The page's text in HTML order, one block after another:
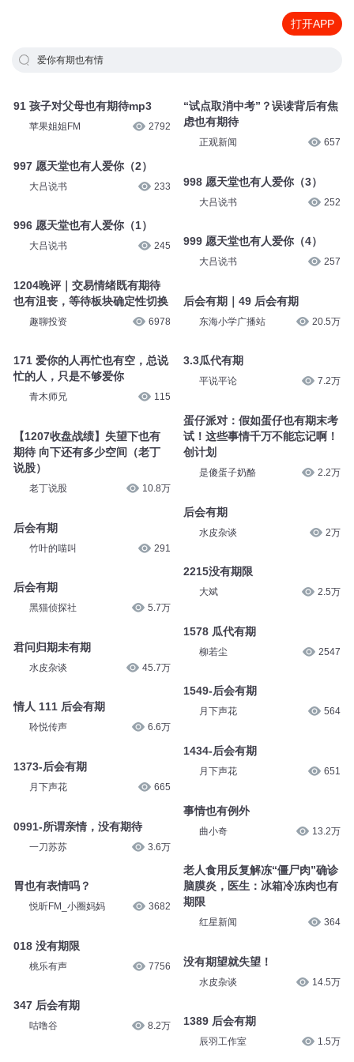
打开APP
爱你有期也有情
91 孩子对父母也有期待mp3
苹果姐姐FM 2792
997 愿天堂也有人爱你（2）
大吕说书 233
996 愿天堂也有人爱你（1）
大吕说书 245
1204晚评｜交易情绪既有期待
也有沮丧，等待板块确定性切换
趣聊投资 6978
171 爱你的人再忙也有空，总说
忙的人，只是不够爱你
青木师兄 115
【1207收盘战绩】失望下也有
期待 向下还有多少空间（老丁
说股）
老丁说股 10.8万
后会有期
竹叶的喵叫 291
后会有期
黑猫侦探社 5.7万
君问归期未有期
水皮杂谈 45.7万
情人 111 后会有期
聆悦传声 6.6万
1373-后会有期
月下声花 665
0991-所谓亲情，没有期待
一刀苏苏 3.6万
胃也有表情吗？
悦昕FM_小圈妈妈 3682
018 没有期限
桃乐有声 7756
347 后会有期
咕噜谷 8.2万
“试点取消中考”？误读背后有焦
虑也有期待
正观新闻 657
998 愿天堂也有人爱你（3）
大吕说书 252
999 愿天堂也有人爱你（4）
大吕说书 257
后会有期｜49 后会有期
东海小学广播站 20.5万
3.3瓜代有期
平说平论 7.2万
蛋仔派对：假如蛋仔也有期末考
试！这些事情千万不能忘记啊！
创计划
是傻蛋子奶酪 2.2万
后会有期
水皮杂谈 2万
2215没有期限
大斌 2.5万
1578 瓜代有期
柳若尘 2547
1549-后会有期
月下声花 564
1434-后会有期
月下声花 651
事情也有例外
曲小奇 13.2万
老人食用反复解冻“僵尸肉”确诊
脑膜炎，医生：冰箱冷冻肉也有
期限
红星新闻 364
没有期望就失望！
水皮杂谈 14.5万
1389 后会有期
辰羽工作室 1.5万